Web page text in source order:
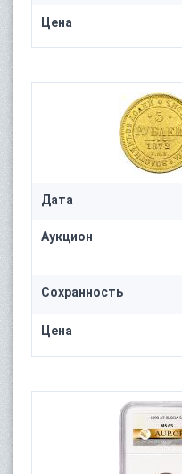
Цена
Дата
Аукцион
Сохранность
Цена